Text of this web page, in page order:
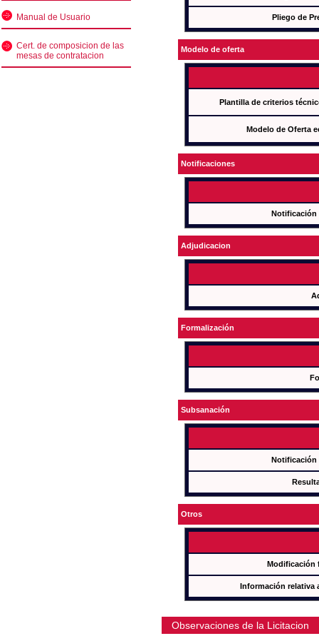
Manual de Usuario
Cert. de composicion de las
mesas de contratacion
Pliego de
Modelo de oferta
Plantilla de criterios
Modelo de Oferta
Notificaciones
Notificación
Adjudicacion
Formalización
Subsanación
Notificación
Otros
Modificación
Información relativa
Observaciones de la Licitacion